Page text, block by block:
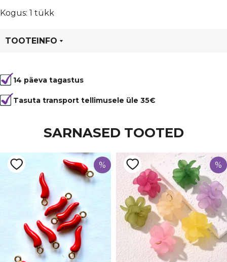
Kogus: 1 tükk
TOOTEINFO
Värvus
Sinine
Kuju
ümmargune
14 päeva tagastus
Tasuta transport tellimusele üle 35€
SARNASED TOOTED
% %